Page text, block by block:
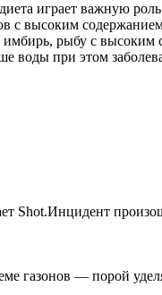
играет важную
с высоким
рыбу с высоким
воды при этом
Shot.Инцидент
газонов — порой